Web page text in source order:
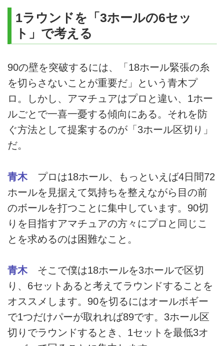
1ラウンドを「3ホールの6セッ
ト」で考える
90の壁を突破するには、「18ホール緊張の糸
を切らさないことが重要だ」という青木プ
ロ。しかし、アマチュアはプロと違い、1ホー
ルごとで一喜一憂する傾向にある。それを防
ぐ方法として提案するのが「3ホール区切り」
だ。
青木 プロは18ホール、もっといえば4日間72
ホールを見据えて気持ちを整えながら目の前
のボールを打つことに集中しています。90切
りを目指すアマチュアの方々にプロと同じこ
とを求めるのは困難なこと。
青木 そこで僕は18ホールを3ホールで区切
り、6セットあると考えてラウンドすることを
オススメします。90を切るにはオールボギー
で1つだけパーが取れれば89です。3ホール区
切りでラウンドするとき、1セットを最低3オ